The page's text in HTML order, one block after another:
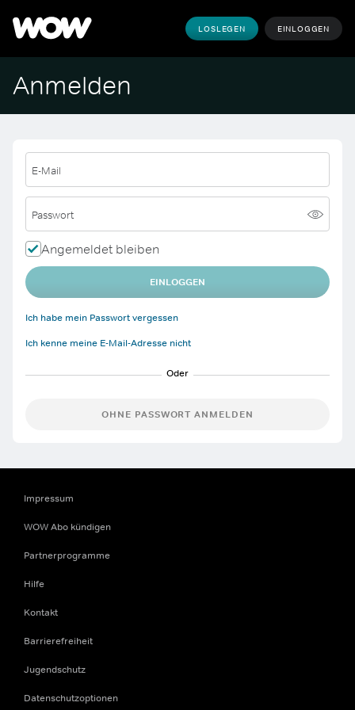
LOSLEGEN EINLOGGEN
Anmelden
E-Mail
Passwort
Angemeldet bleiben
EINLOGGEN
Ich habe mein Passwort vergessen
Ich kenne meine E-Mail-Adresse nicht
OHNE PASSWORT ANMELDEN
Impressum
WOW Abo kündigen
Partnerprogramme
Hilfe
Kontakt
Barrierefreiheit
Jugendschutz
Datenschutzoptionen